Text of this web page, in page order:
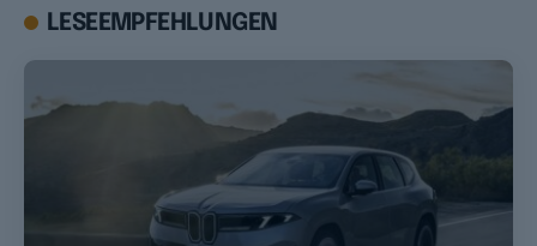
LESEEMPFEHLUNGEN